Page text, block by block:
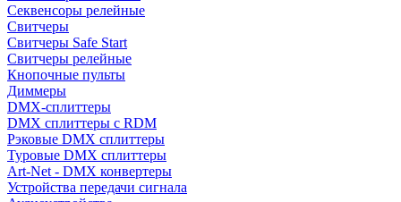
Секвенсоры релейные
Свитчеры
Свитчеры Safe Start
Свитчеры релейные
Кнопочные пульты
Диммеры
DMX-сплиттеры
DMX сплиттеры с RDM
Рэковые DMX сплиттеры
Туровые DMX сплиттеры
Art-Net - DMX конвертеры
Устройства передачи сигнала